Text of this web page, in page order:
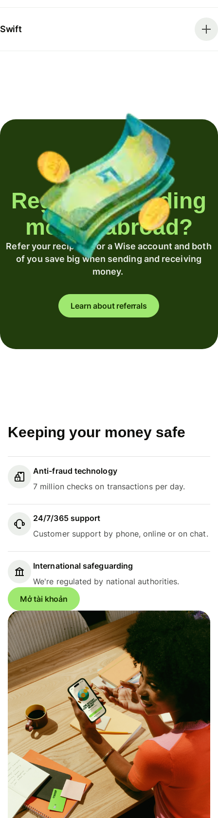
Swift
Regularly sending
money abroad?
Refer your recipient for a Wise account and both
of you save big when sending and receiving
money.
Learn about referrals
Keeping your money safe
Anti-fraud technology
7 million checks on transactions per day.
24/7/365 support
Customer support by phone, online or on chat.
International safeguarding
We're regulated by national authorities.
Mở tài khoản